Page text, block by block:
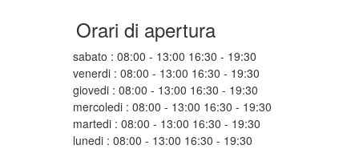
Orari di apertura
sabato : 08:00 - 13:00 16:30 - 19:30
venerdi : 08:00 - 13:00 16:30 - 19:30
giovedi : 08:00 - 13:00 16:30 - 19:30
mercoledi : 08:00 - 13:00 16:30 - 19:30
martedi : 08:00 - 13:00 16:30 - 19:30
lunedi : 08:00 - 13:00 16:30 - 19:30